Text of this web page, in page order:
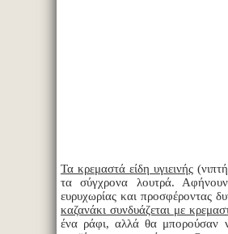
Τα κρεμαστά είδη υγιεινής
τα σύγχρονα λουτρά.
ευρυχωρίας και προσφέροντας
καζανάκι συνδυάζεται με
ένα ράφι, αλλά θα μπορούσαν